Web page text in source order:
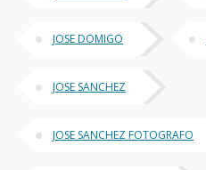
JOSE DOMIGO
JOSE SANCHEZ
JOSE SANCHEZ FOTOGRAFO